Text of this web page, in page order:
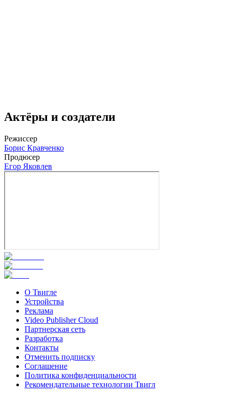
Актёры и создатели
Режиссер
Борис Кравченко
Продюсер
Егор Яковлев
О Твигле
Устройства
Реклама
Video Publisher Cloud
Партнерская сеть
Разработка
Контакты
Отменить подписку
Соглашение
Политика конфиденциальности
Рекомендательные технологии Твигл